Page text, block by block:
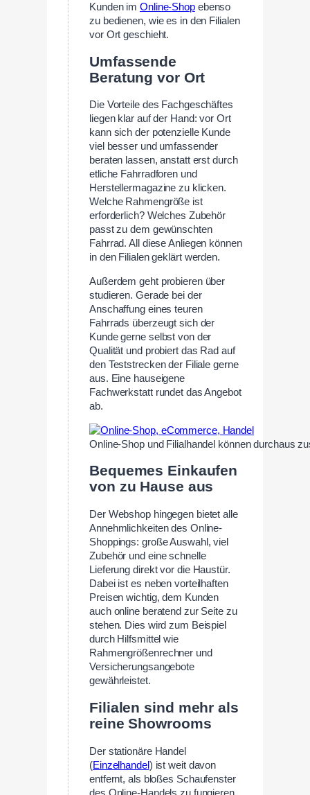
Kunden imOnline-Shopebenso
zu bedienen, wie es in den Filialen
vor Ort geschieht.
Umfassende
Beratung vor Ort
Die Vorteile des Fachgeschäftes
liegen klar auf der Hand: vor Ort
kann sich der potenzielle Kunde
viel besser und umfassender
beraten lassen, anstatt erst durch
etliche Fahrradforen und
Herstellermagazine zu klicken.
Welche Rahmengröße ist
erforderlich? Welches Zubehör
passt zu dem gewünschten
Fahrrad. All diese Anliegen können
in den Filialen geklärt werden.
Außerdem geht probieren über
studieren. Gerade bei der
Anschaffung eines teuren
Fahrrads überzeugt sich der
Kunde gerne selbst von der
Qualität und probiert das Rad auf
den Teststrecken der Filiale gerne
aus. Eine hauseigene
Fachwerkstatt rundet das Angebot
ab.
Online-Shop und Filialhandel können durchaus
Bequemes Einkaufen
von zu Hause aus
Der Webshop hingegen bietet alle
Annehmlichkeiten des Online-
Shoppings: große Auswahl, viel
Zubehör und eine schnelle
Lieferung direkt vor die Haustür.
Dabei ist es neben vorteilhaften
Preisen wichtig, dem Kunden
auch online beratend zur Seite zu
stehen. Dies wird zum Beispiel
durch Hilfsmittel wie
Rahmengrößenrechner und
Versicherungsangebote
gewährleistet.
Filialen sind mehr als
reine Showrooms
Der stationäre Handel
(Einzelhandel) ist weit davon
entfernt, als bloßes Schaufenster
des Online-Handels zu fungieren.